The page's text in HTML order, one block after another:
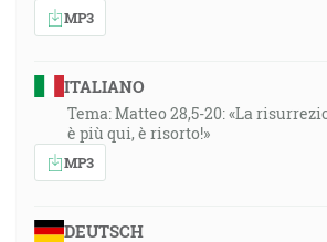
MP3
ITALIANO
Tema: Matteo 28,5-20: «La
è più qui, è risorto!»
MP3
DEUTSCH